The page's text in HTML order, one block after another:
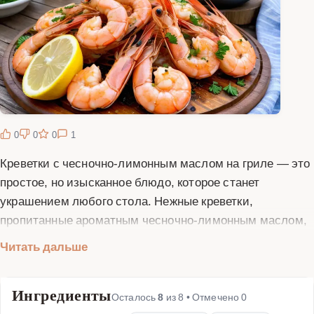
0 0 0 1
Креветки с чесночно-лимонным маслом на гриле — это
простое, но изысканное блюдо, которое станет
украшением любого стола. Нежные креветки,
пропитанные ароматным чесночно-лимонным маслом,
золотистую корочку на гриле. Это блюдо идеально
романтических вечеров. Приготовление креветок на
Читать дальше
ИнгредиентыОсталось8 из8 • Отмечено0